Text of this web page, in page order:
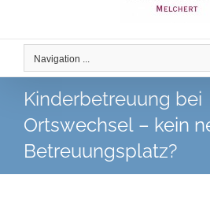
Navigation ...
Kinderbetreuung bei
Ortswechsel – kein
Betreuungsplatz?